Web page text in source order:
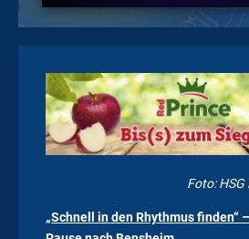
Foto:
„Schnell in den Rhythmus finden“